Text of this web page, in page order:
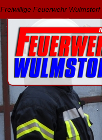
Freiwillige Feuerwehr Wulmstorf